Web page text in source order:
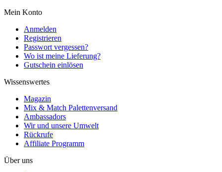
Mein Konto
Anmelden
Registrieren
Passwort vergessen?
Wo ist meine Lieferung?
Gutschein einlösen
Wissenswertes
Magazin
Mix & Match Palettenversand
Ambassadors
Wir und unsere Umwelt
Rückrufe
Affiliate Programm
Über uns